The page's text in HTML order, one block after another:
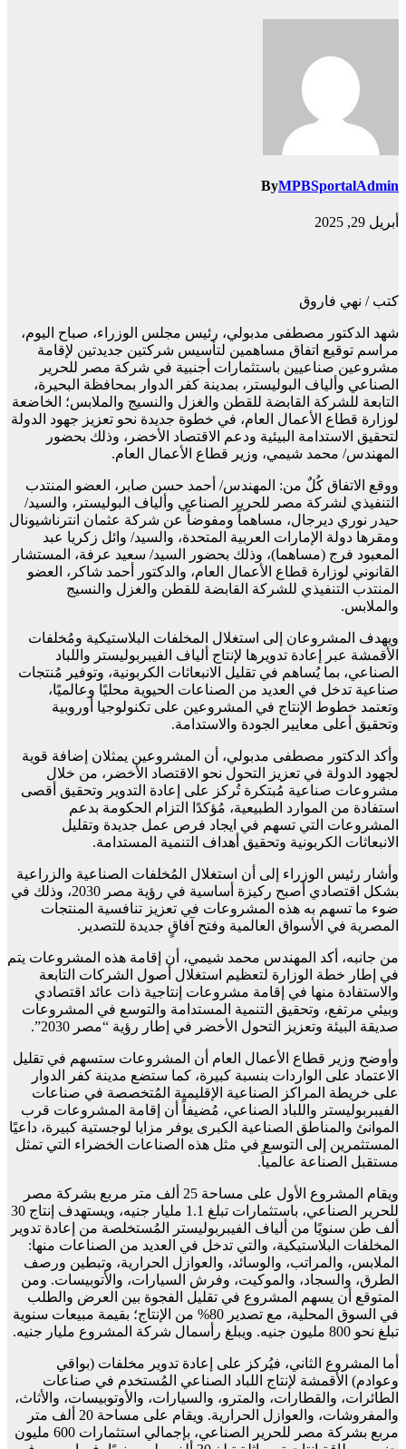
ByMPBSportalAdmin
أبريل 29, 2025
كتب / نهي فاروق
شهد الدكتور مصطفى مدبولي، رئيس مجلس الوزراء، صباح اليوم،
مراسم توقيع اتفاق مساهمين لتأسيس شركتين جديدتين لإقامة
مشروعين صناعيين باستثمارات أجنبية في شركة مصر للحرير
الصناعي وألياف البوليستر، بمدينة كفر الدوار بمحافظة البحيرة،
التابعة للشركة القابضة للقطن والغزل والنسيج والملابس؛ الخاضعة
لوزارة قطاع الأعمال العام، في خطوة جديدة نحو تعزيز جهود الدولة
لتحقيق الاستدامة البيئية ودعم الاقتصاد الأخضر، وذلك بحضور
المهندس/ محمد شيمي، وزير قطاع الأعمال العام.
ووقع الاتفاق كُلٌ من: المهندس/ أحمد حسن صابر، العضو المنتدب
التنفيذي لشركة مصر للحرير الصناعي وألياف البوليستر، والسيد/
حيدر نوري ديرجال، مساهماً ومفوضاً عن شركة عثمان انترناشيونال
ومقرها دولة الإمارات العربية المتحدة، والسيد/ وائل زكريا عبد
المعبود فرج (مساهما)، وذلك بحضور السيد/ سعيد عرفة، المستشار
القانوني لوزارة قطاع الأعمال العام، والدكتور أحمد شاكر، العضو
المنتدب التنفيذي للشركة القابضة للقطن والغزل والنسيج
والملابس.
ويهدف المشروعان إلى استغلال المخلفات البلاستيكية ومُخلفات
الأقمشة عبر إعادة تدويرها لإنتاج ألياف الفيبربوليستر واللباد
الصناعي، بما يُساهم في تقليل الانبعاثات الكربونية، وتوفير مُنتجات
صناعية تدخل في العديد من الصناعات الحيوية محليًا وعالميًا،
وتعتمد خطوط الإنتاج في المشروعين على تكنولوجيا أوروبية
وتحقيق أعلى معايير الجودة والاستدامة.
وأكد الدكتور مصطفى مدبولي، أن المشروعين يمثلان إضافة قوية
لجهود الدولة في تعزيز التحول نحو الاقتصاد الأخضر، من خلال
مشروعات صناعية مُبتكرة تُركز على إعادة التدوير وتحقيق أقصى
استفادة من الموارد الطبيعية، مُؤكدًا التزام الحكومة بدعم
المشروعات التي تسهم في ايجاد فرص عمل جديدة وتقليل
الانبعاثات الكربونية وتحقيق أهداف التنمية المستدامة.
وأشار رئيس الوزراء إلى أن استغلال المُخلفات الصناعية والزراعية
بشكل اقتصادي أصبح ركيزة أساسية في رؤية مصر 2030، وذلك في
ضوء ما تسهم به هذه المشروعات في تعزيز تنافسية المنتجات
المصرية في الأسواق العالمية وفتح آفاقٍ جديدة للتصدير.
من جانبه، أكد المهندس محمد شيمي، أن إقامة هذه المشروعات يتم
في إطار خطة الوزارة لتعظيم استغلال أصول الشركات التابعة
والاستفادة منها في إقامة مشروعات إنتاجية ذات عائد اقتصادي
وبيئي مرتفع، وتحقيق التنمية المستدامة والتوسع في المشروعات
صديقة البيئة وتعزيز التحول الأخضر في إطار رؤية “مصر 2030”.
وأوضح وزير قطاع الأعمال العام أن المشروعات ستسهم في تقليل
الاعتماد على الواردات بنسبة كبيرة، كما ستضع مدينة كفر الدوار
على خريطة المراكز الصناعية الإقليمية المُتخصصة في صناعات
الفيبربوليستر واللباد الصناعي، مُضيفاً أن إقامة المشروعات قرب
الموانئ والمناطق الصناعية الكبرى يوفر مزايا لوجستية كبيرة، داعيًا
المستثمرين إلى التوسع في مثل هذه الصناعات الخضراء التي تمثل
مستقبل الصناعة عالمياً.
ويقام المشروع الأول على مساحة 25 ألف متر مربع بشركة مصر
للحرير الصناعي، باستثمارات تبلغ 1.1 مليار جنيه، ويستهدف إنتاج 30
ألف طن سنويًا من ألياف الفيبربوليستر المُستخلصة من إعادة تدوير
المخلفات البلاستيكية، والتي تدخل في العديد من الصناعات منها:
الملابس، والمراتب، والوسائد، والعوازل الحرارية، وتبطين ورصف
الطرق، والسجاد، والموكيت، وفرش السيارات، والأتوبيسات. ومن
المتوقع أن يسهم المشروع في تقليل الفجوة بين العرض والطلب
في السوق المحلية، مع تصدير 80% من الإنتاج؛ بقيمة مبيعات سنوية
تبلغ نحو 800 مليون جنيه. ويبلغ رأسمال شركة المشروع مليار جنيه.
أما المشروع الثاني، فيُركز على إعادة تدوير مخلفات (بواقي
وعوادم) الأقمشة لإنتاج اللباد الصناعي المُستخدم في صناعات
الطائرات، والقطارات، والمترو، والسيارات، والأوتوبيسات، والأثاث،
والمفروشات، والعوازل الحرارية. ويقام على مساحة 20 ألف متر
مربع بشركة مصر للحرير الصناعي، بإجمالي استثمارات 600 مليون